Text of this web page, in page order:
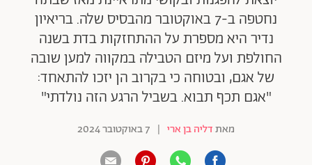
נחטפה ב-7 באוקטובר מהבסיס שלה. בריאיון
נדיר היא מספרת על ההתחזקות בדת בשנה
החולפת ועל מיזם הטבילה במקווה למען שובה
של אגם, ובטוחה כי בקרוב הן יזכו להתאחד:
"אגם תכף תבוא. בשביל הרגע הזה נולדתי"
מאתדליה בן ארי | 7 באוקטובר 2024